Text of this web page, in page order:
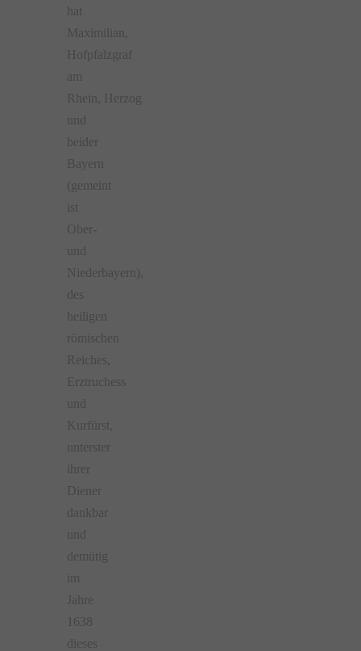
hat
Maximilian,
Hofpfalzgraf
am
Rhein, Herzog
und
beider
Bayern
(gemeint
ist
Ober-
und
Niederbayern),
des
heiligen
römischen
Reiches,
Erztruchess
und
Kurfürst,
unterster
ihrer
Diener
dankbar
und
demütig
im
Jahre
1638
dieses